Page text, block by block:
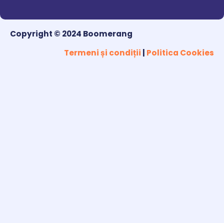
Copyright © 2024 Boomerang
Termeni și condiții
Politica Cookies